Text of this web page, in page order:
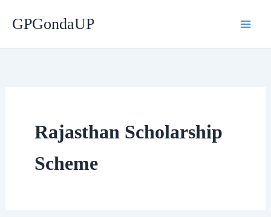
GPGondaUP
Rajasthan Scholarship
Scheme